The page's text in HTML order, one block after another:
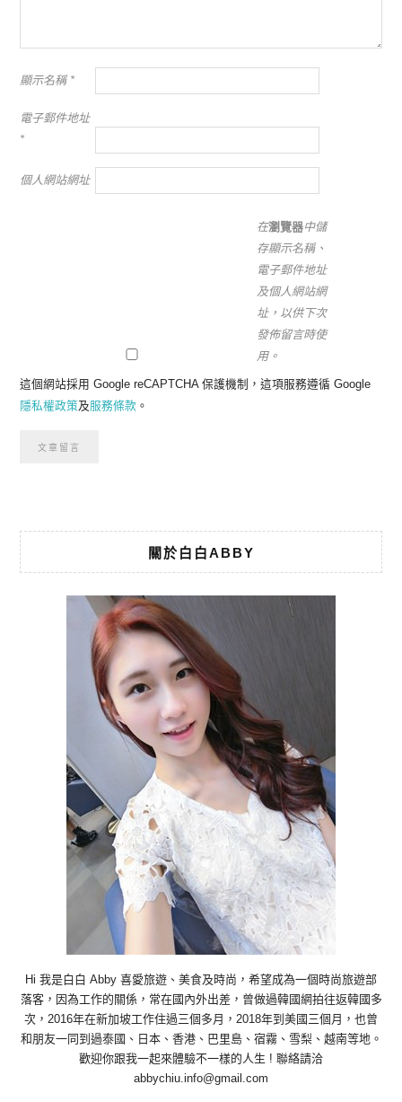
顯示名稱 *
電子郵件地址
*
個人網站網址
在瀏覽器中儲
存顯示名稱、
電子郵件地址
及個人網站網
址，以供下次
發佈留言時使
用。
這個網站採用 Google reCAPTCHA 保護機制，這項服務遵循 Google
隱私權政策及服務條款 。
關於白白ABBY
Hi 我是白白 Abby 喜愛旅遊、美食及時尚，希望成為一個時尚旅遊部
落客，因為工作的關係，常在國內外出差，曾做過韓國網拍往返韓國多
次，2016年在新加坡工作住過三個多月，2018年到美國三個月，也曾
和朋友一同到過泰國、日本、香港、巴里島、宿霧、雪梨、越南等地。
歡迎你跟我一起來體驗不一樣的人生 ! 聯絡請洽
abbychiu.info@gmail.com